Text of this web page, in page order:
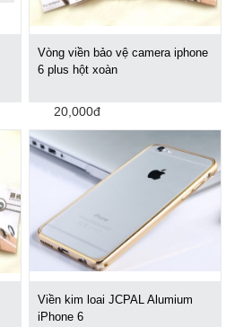
Vòng viền bảo vệ camera iphone
6 plus hột xoàn
20,000đ
Viền kim loai JCPAL Alumium
iPhone 6